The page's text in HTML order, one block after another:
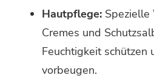
Hautpflege: Spezielle
Cremes und
Feuchtigkeit schützen
vorbeugen.